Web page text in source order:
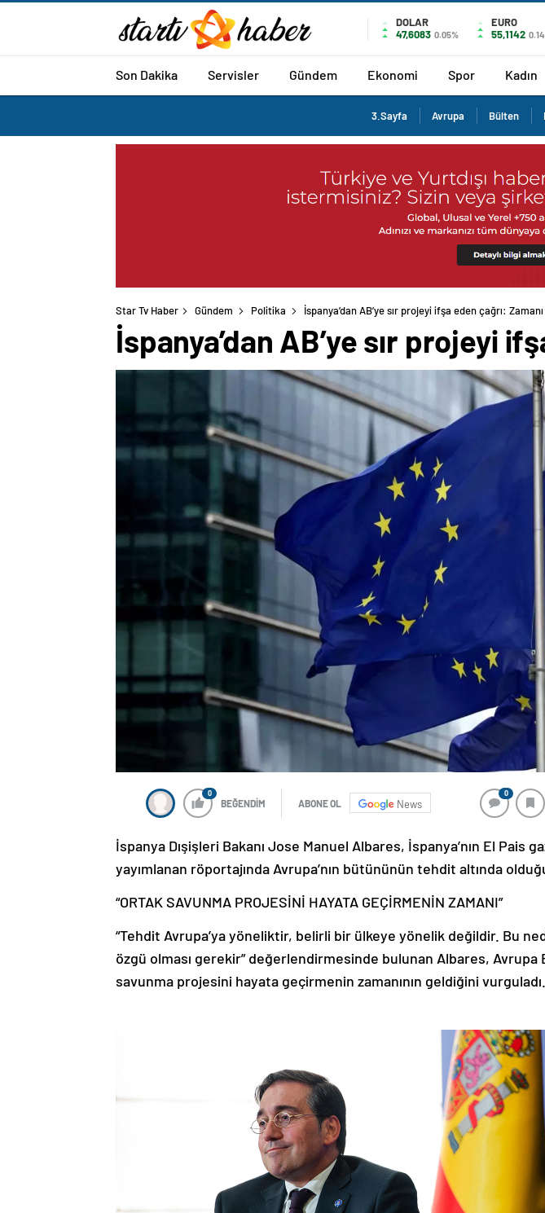
DOLAR
47,6083 0.05%
EURO
55,1142
Son Dakika Servisler Gündem Ekonomi Spor Kadın
3.Sayfa Avrupa Bülten
Star Tv Haber Gündem Politika İspanya’dan AB’ye sır projeyi ifşa eden çağrı:
İspanya’dan AB’ye sır projeyi
0
BEĞENDİM ABONE OL News
0
İspanya Dışişleri Bakanı Jose Manuel Albares, İspanya’nın El Pais
yayımlanan röportajında Avrupa’nın bütününün tehdit altında
“ORTAK SAVUNMA PROJESİNİ HAYATA GEÇİRMENİN ZAMANI”
“Tehdit Avrupa’ya yöneliktir, belirli bir ülkeye yönelik değildir. Bu
özgü olması gerekir” değerlendirmesinde bulunan Albares, Avrupa
savunma projesini hayata geçirmenin zamanının geldiğini vurguladı.